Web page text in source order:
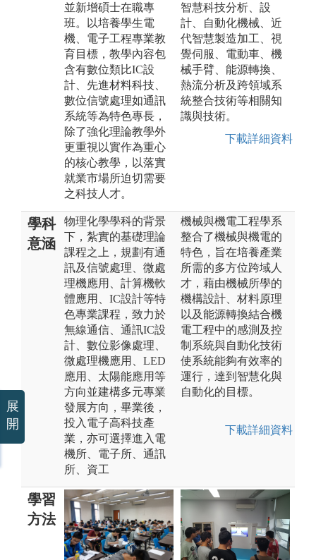
並新增碩士在職專
班。以培養學生電
機、電子工程專業教
育目標，教學內容包
含有數位類比IC設
計、先進材料科技、
數位信號處理如通訊
系統等為特色專長，
除了強化理論教學外
更重視以實作為重心
的核心教學，以落實
就業市場所迫切需要
之科技人才。
智慧科技分析、設
計、自動化機械、近
代智慧製造加工、視
覺伺服、電動車、機
械手臂、能源轉換、
熱流分析及跨領域系
統整合技術等相關知
識與技術。
下載詳細資料
學科
意涵
物理化學學科的背景
下，紮實的基礎理論
課程之上，規劃有通
訊及信號處理、微處
理機應用、計算機軟
體應用、IC設計等特
色專業課程，致力於
無線通信、通訊IC設
計、數位影像處理、
微處理機應用、LED
應用、太陽能應用等
方向並建構多元專業
發展方向，畢業後，
投入電子高科技產
業，亦可選擇進入電
機所、電子所、通訊
所、資工
機械與機電工程學系
整合了機械與機電的
特色，旨在培養產業
所需的多方位跨域人
才，藉由機械所學的
機構設計、材料原理
以及能源轉換結合機
電工程中的感測及控
制系統與自動化技術
使系統能夠有效率的
運行，達到智慧化與
自動化的目標。
下載詳細資料
學習
方法
展
開